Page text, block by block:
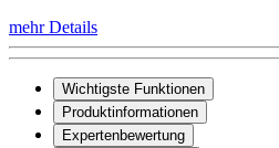
mehr Details
Wichtigste Funktionen
Produktinformationen
Expertenbewertung